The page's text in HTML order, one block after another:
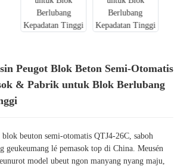
Peugot Blok Beton Semi-Otomatis
& Pabrik untuk Blok Berlubang
beuton semi-otomatis QTJ4-26C, saboh
geukeumang lé pemasok top di China. Meusén
model ubeut ngon manyang nyang maju,